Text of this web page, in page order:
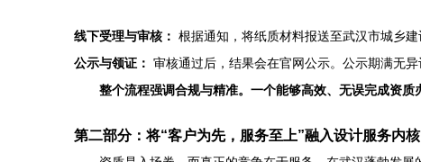
线下受理与审核： 根据通知，将纸质材料报送至武汉市城乡
公示与领证： 审核通过后，结果会在官网公示。公示期满无异
整个流程强调合规与精准。一个能够高效、无误完成资
第二部分：将“客户为先，服务至上”融入设计服务内核